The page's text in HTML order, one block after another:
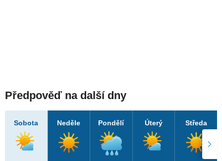
Předpověď na další dny
Sobota Neděle Pondělí Úterý Středa